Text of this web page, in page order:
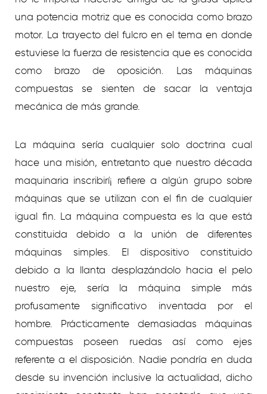
una potencia motriz que es conocida como brazo
motor. La trayecto del fulcro en el tema en donde
estuviese la fuerza de resistencia que es conocida
como brazo de oposición. Las máquinas
compuestas se sienten de sacar la ventaja
mecánica de más grande.
La máquina serí­a cualquier solo doctrina cual
hace una misión, entretanto que nuestro década
maquinaria inscribirí¡ refiere a algún grupo sobre
máquinas que se utilizan con el fin de cualquier
igual fin. La máquina compuesta es la que está
constituida debido a la unión de diferentes
máquinas simples. El dispositivo constituido
debido a la llanta desplazándolo hacia el pelo
nuestro eje, serí­a la máquina simple más
profusamente significativo inventada por el
hombre. Prácticamente demasiadas máquinas
compuestas poseen ruedas así­ como ejes
referente a el disposición. Nadie pondrí­a en duda
desde su invención inclusive la actualidad, dicho